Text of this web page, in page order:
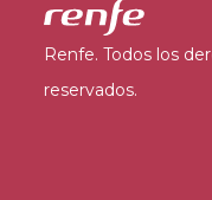
Renfe. Todos los
reservados.